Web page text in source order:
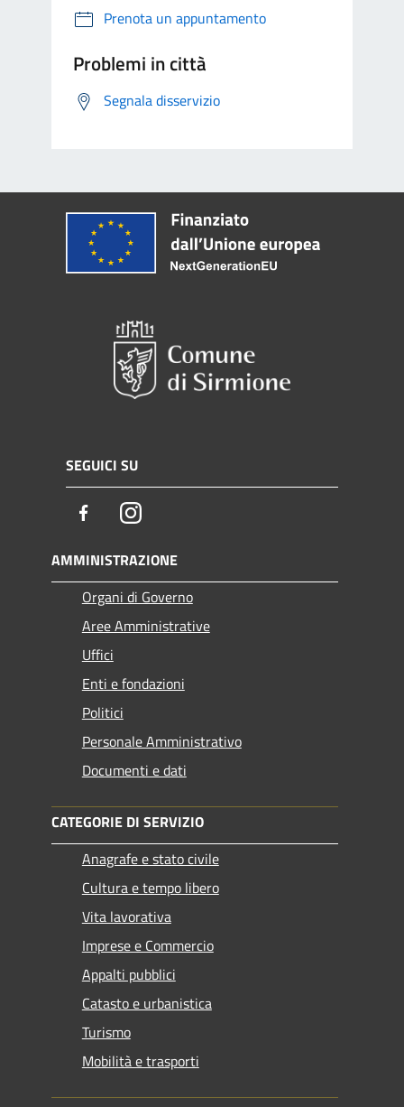
Prenota un appuntamento
Problemi in città
Segnala disservizio
SEGUICI SU
FacebookInstagram
AMMINISTRAZIONE
Organi di Governo
Aree Amministrative
Uffici
Enti e fondazioni
Politici
Personale Amministrativo
Documenti e dati
CATEGORIE DI SERVIZIO
Anagrafe e stato civile
Cultura e tempo libero
Vita lavorativa
Imprese e Commercio
Appalti pubblici
Catasto e urbanistica
Turismo
Mobilità e trasporti